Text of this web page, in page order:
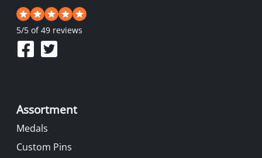
5/5 of 49 reviews
Assortment
Medals
Custom Pins